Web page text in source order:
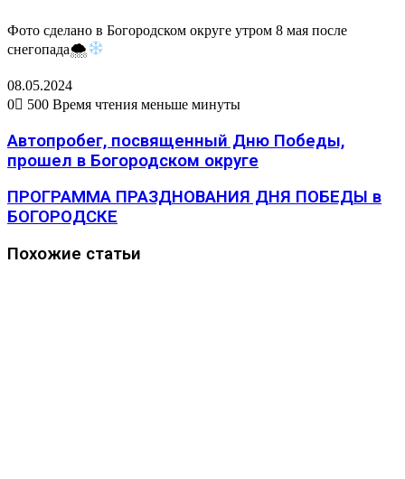
Фото сделано в Богородском округе утром 8 мая после
снегопада🌨
08.05.2024
0
500 Время чтения меньше минуты
Автопробег, посвященный Дню Победы,
прошел в Богородском округе
ПРОГРАММА ПРАЗДНОВАНИЯ ДНЯ ПОБЕДЫ в
БОГОРОДСКЕ
Похожие статьи